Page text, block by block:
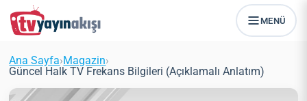
MENÜ
Ana Sayfa›Magazin›
Güncel Halk TV Frekans Bilgileri (Açıklamalı Anlatım)